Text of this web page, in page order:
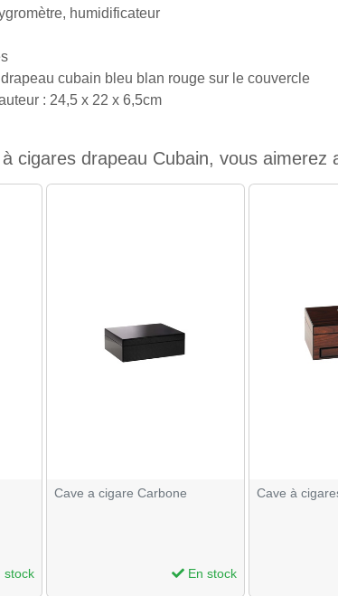
humidificateur
cubain bleu blan rouge sur le couvercle
: 24,5 x 22 x 6,5cm
cigares drapeau Cubain, vous aimerez
stock
Cave a cigare Carbone
En stock
Cave à